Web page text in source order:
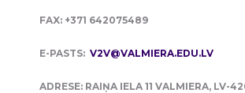
FAX: +371 642075489
E-PASTS: V2V@VALMIERA.EDU.LV
ADRESE: RAIŅA IELA 11 VALMIERA, LV-